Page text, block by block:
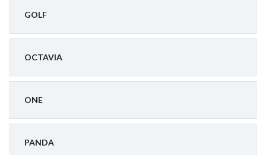
GOLF
OCTAVIA
ONE
PANDA